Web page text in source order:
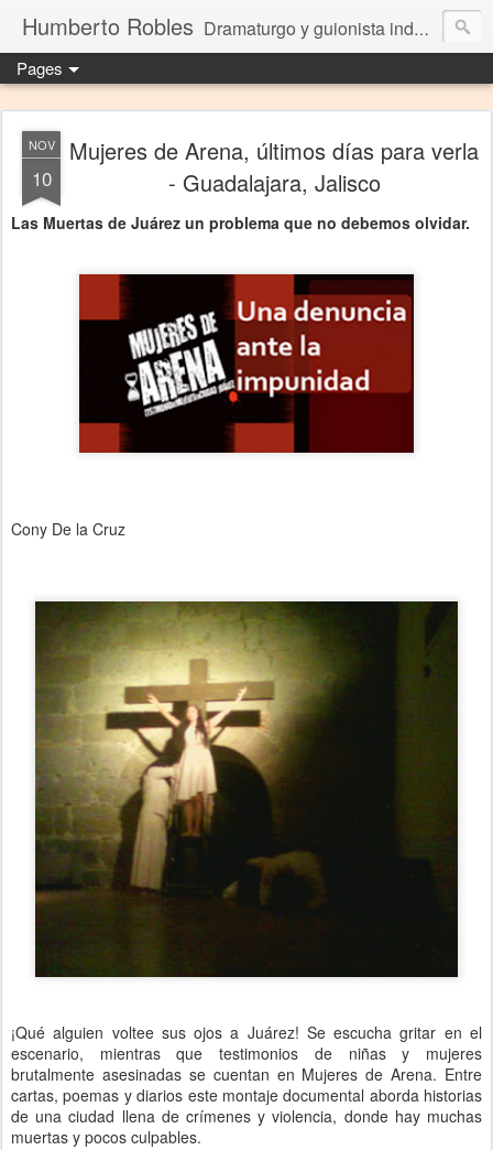
Humberto Robles Dramaturgo y guionista independiente
Pages
NOV
10
Mujeres de Arena, últimos días para verla
- Guadalajara, Jalisco
Las Muertas de Juárez un problema que no debemos olvidar.
Cony De la Cruz
¡Qué alguien voltee sus ojos a Juárez! Se escucha gritar en el
escenario, mientras que testimonios de niñas y mujeres
brutalmente asesinadas se cuentan en Mujeres de Arena. Entre
cartas, poemas y diarios este montaje documental aborda historias
de una ciudad llena de crímenes y violencia, donde hay muchas
muertas y pocos culpables.